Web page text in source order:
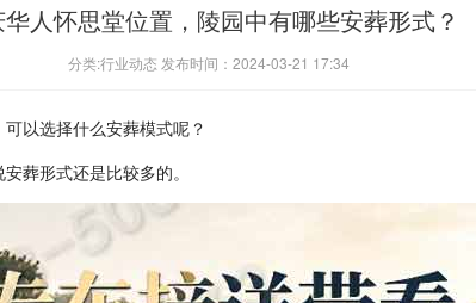
人怀思堂位置，陵园中有哪些安葬形式？
分类:行业动态 发布时间：2024-03-21 17:34
以选择什么安葬模式呢？
葬形式还是比较多的。